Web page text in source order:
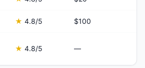
★ 4.8/5 $100
★ 4.8/5 —